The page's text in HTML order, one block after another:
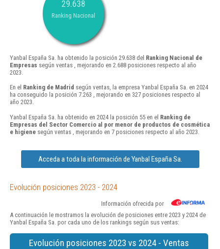
29.638
Ranking Nacional
Yanbal España Sa. ha obtenido la posición 29.638 del Ranking Nacional de
Empresas según ventas , mejorando en 2.688 posiciones respecto al año
2023.
En el Ranking de Madrid según ventas, la empresa Yanbal España Sa. en 2024
ha conseguido la posición 7.263 , mejorando en 327 posiciones respecto al
año 2023.
Yanbal España Sa. ha obtenido en 2024 la posición 55 en el Ranking de
Empresas del Sector Comercio al por menor de productos de cosmética
e higiene según ventas , mejorando en 7 posiciones respecto al año 2023.
Acceda a toda la información de Yanbal España Sa.
Evolución posiciones 2023 - 2024
Información ofrecida por
A continuación le mostramos la evolución de posiciones entre 2023 y 2024 de
Yanbal España Sa. por cada uno de los rankings según sus ventas:
Evolución posiciones 2023 vs 2024 - Ventas